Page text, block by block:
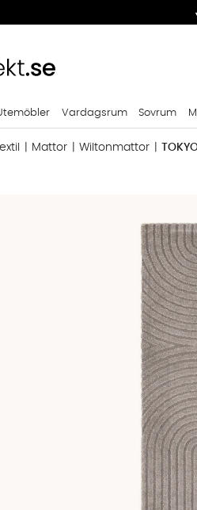
Vardagsrum Sovrum
Mattor Wiltonmattor